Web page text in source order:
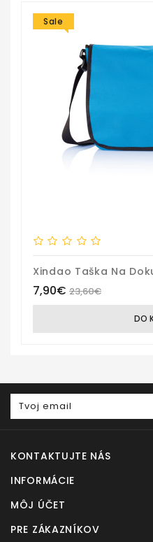
Sale
Xindao Taška Na
7,90€ 23,60€
DO
KONTAKTUJTE NÁS
INFORMÁCIE
MÔJ ÚČET
PRE ZÁKAZNÍKOV